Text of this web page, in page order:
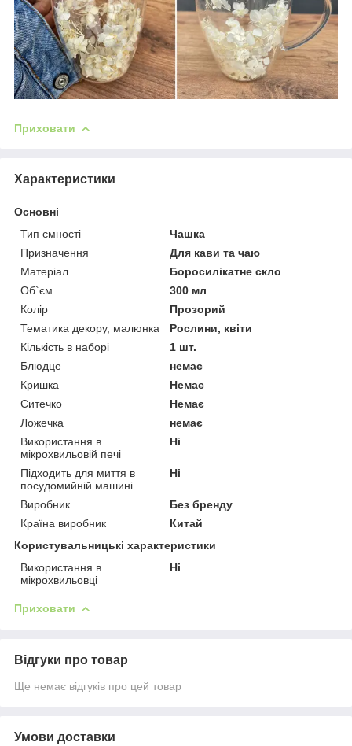
Приховати
Характеристики
Основні
Тип ємності
Чашка
Призначення
Для кави та чаю
Матеріал
Боросилікатне скло
Об`єм
300 мл
Колір
Прозорий
Тематика декору, малюнка
Рослини, квіти
Кількість в наборі
1 шт.
Блюдце
немає
Кришка
Немає
Ситечко
Немає
Ложечка
немає
Використання в
мікрохвильовій печі
Ні
Підходить для миття в
посудомийній машині
Ні
Виробник
Без бренду
Країна виробник
Китай
Користувальницькі характеристики
Використання в
мікрохвильовці
Ні
Приховати
Відгуки про товар
Ще немає відгуків про цей товар
Умови доставки